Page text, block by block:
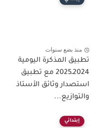
منذ بضع سنوات
تطبيق المذكرة اليومية
2024ـ2025 مع تطبيق
استصدار وثائق الأستاذ
والتوازيع...
إبتدائي